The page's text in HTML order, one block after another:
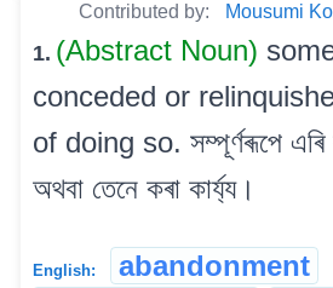
Contributed by: Mousumi
1. (Abstract Noun)
conceded or
of doing so. সম্পূৰ্ণৰূপে এৰি
অথবা তেনে কৰা কাৰ্য্য।
English:
abandonment